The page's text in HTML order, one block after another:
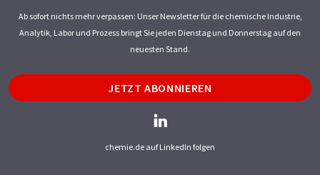
Ab sofort nichts mehr verpassen: Unser Newsletter für die chemische Industrie,
Analytik, Labor und Prozess bringt Sie jeden Dienstag und Donnerstag auf den
neuesten Stand.
JETZT ABONNIEREN
chemie.de auf LinkedIn folgen